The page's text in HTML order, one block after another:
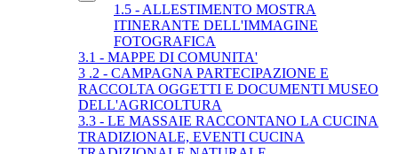
1.5 - ALLESTIMENTO MOSTRA
ITINERANTE DELL'IMMAGINE
FOTOGRAFICA
3.1 - MAPPE DI COMUNITA'
3 .2 - CAMPAGNA PARTECIPAZIONE E
RACCOLTA OGGETTI E DOCUMENTI MUSEO
DELL'AGRICOLTURA
3.3 - LE MASSAIE RACCONTANO LA CUCINA
TRADIZIONALE, EVENTI CUCINA